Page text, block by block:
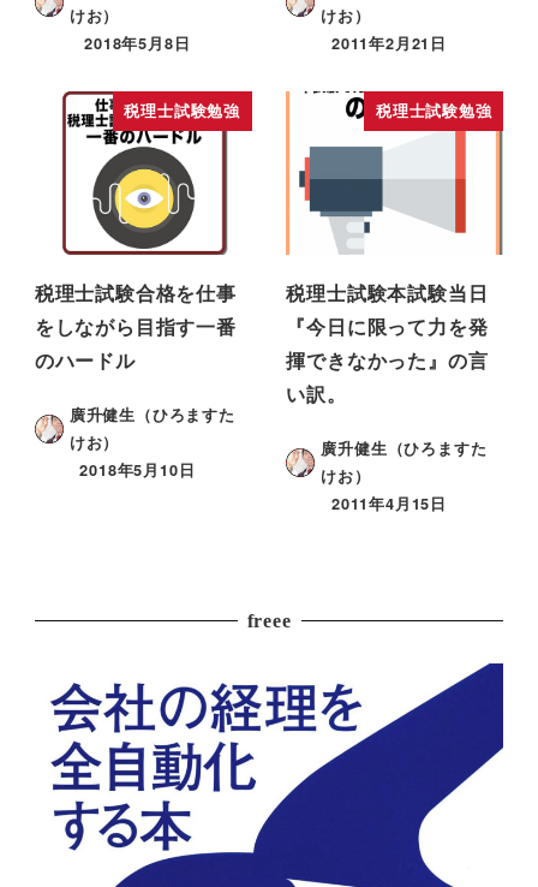
けお）
2018年5月8日
けお）
2011年2月21日
税理士試験勉強
税理士試験合格を仕事
をしながら目指す一番
のハードル
廣升健生（ひろますた
けお）
2018年5月10日
税理士試験勉強
税理士試験本試験当日
『今日に限って力を発
揮できなかった』の言
い訳。
廣升健生（ひろますた
けお）
2011年4月15日
freee